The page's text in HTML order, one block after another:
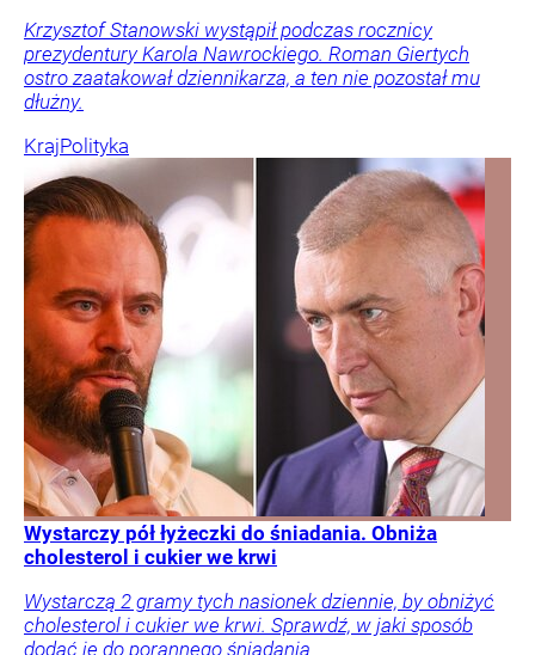
Krzysztof Stanowski wystąpił podczas rocznicy
prezydentury Karola Nawrockiego. Roman Giertych
ostro zaatakował dziennikarza, a ten nie pozostał mu
dłużny.
KrajPolityka
Wystarczy pół łyżeczki do śniadania. Obniża
cholesterol i cukier we krwi
Wystarczą 2 gramy tych nasionek dziennie, by obniżyć
cholesterol i cukier we krwi. Sprawdź, w jaki sposób
dodać je do porannego śniadania